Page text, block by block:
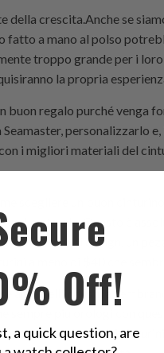
della crescita.Anche se
a mano al polso
troppo grande per i
la propria
buon regalo purché
personalizzarlo
i migliori materiali del
scegliere un buon
attuale. Questo è
in titanio di design, un
a meno di $40 che
aree dell'industria
sempre più orologi con
tecnologia dei
Off!
a quick question, are